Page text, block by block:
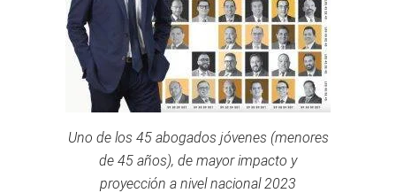
Uno de los 45 abogados jóvenes (menores
de 45 años), de mayor impacto y
proyección a nivel nacional 2023